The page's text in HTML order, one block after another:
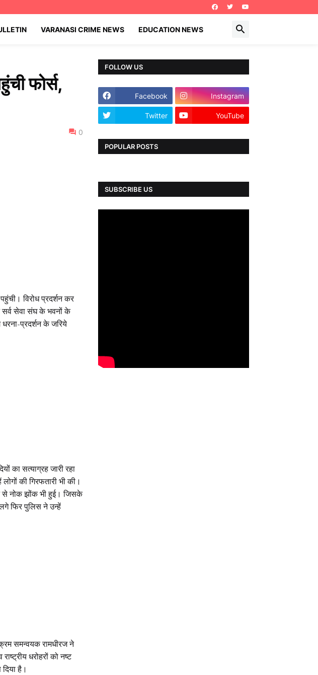
VARANASI CRIME NEWS EDUCATION NEWS
फोर्स,
0
विरोध प्रदर्शन कर
सर्व सेवा संघ के भवनों के
प्रदर्शन के जरिये
का सत्याग्रह जारी रहा
की गिरफतारी भी की।
से नोक झोंक भी हुई। जिसके
फिर पुलिस ने उन्हें
समन्वयक रामधीरज ने
धरोहरों को नष्ट
है।
FOLLOW US
Facebook Instagram
Twitter YouTube
POPULAR POSTS
SUBSCRIBE US